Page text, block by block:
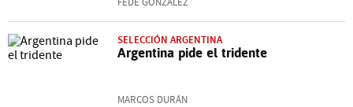
SELECCIÓN ARGENTINA
Argentina pide el tridente
MARCOS DURÁN